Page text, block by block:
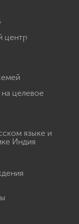
центр
целевое
языке и
Индия